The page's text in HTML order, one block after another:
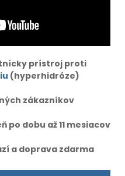
prístroj proti
(hyperhidróze)
zákazníkov
po dobu až 11 mesiacov
a doprava zdarma